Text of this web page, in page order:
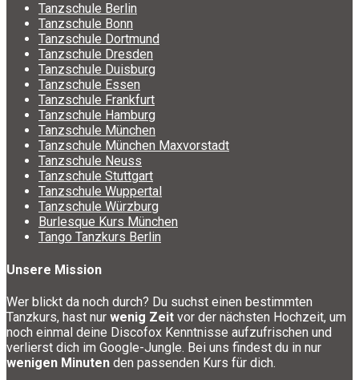
Tanzschule Berlin
Tanzschule Bonn
Tanzschule Dortmund
Tanzschule Dresden
Tanzschule Duisburg
Tanzschule Essen
Tanzschule Frankfurt
Tanzschule Hamburg
Tanzschule München
Tanzschule München Maxvorstadt
Tanzschule Neuss
Tanzschule Stuttgart
Tanzschule Wuppertal
Tanzschule Würzburg
Burlesque Kurs München
Tango Tanzkurs Berlin
Unsere Mission
Wer blickt da noch durch? Du suchst einen bestimmten
Tanzkurs, hast nur wenig Zeit vor der nächsten Hochzeit, um
noch einmal deine Discofox Kenntnisse aufzufrischen und
verlierst dich im Google-Jungle. Bei uns findest du in nur
wenigen Minuten den passenden Kurs für dich.